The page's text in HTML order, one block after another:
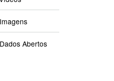
Imagens
Dados Abertos